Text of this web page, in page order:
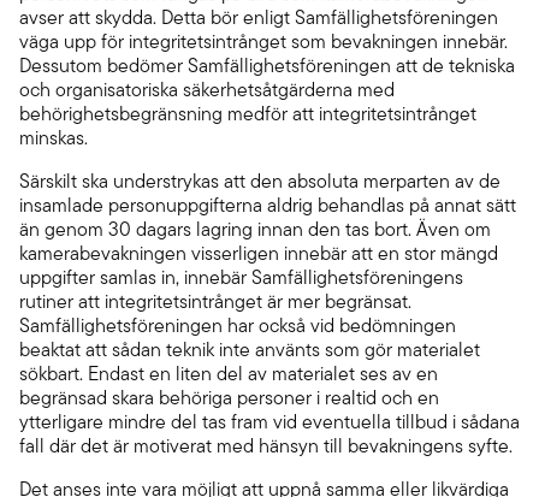
avser att skydda. Detta bör enligt Samfällighetsföreningen
väga upp för integritetsintrånget som bevakningen innebär.
Dessutom bedömer Samfällighetsföreningen att de tekniska
och organisatoriska säkerhetsåtgärderna med
behörighetsbegränsning medför att integritetsintrånget
minskas.
Särskilt ska understrykas att den absoluta merparten av de
insamlade personuppgifterna aldrig behandlas på annat sätt
än genom 30 dagars lagring innan den tas bort. Även om
kamerabevakningen visserligen innebär att en stor mängd
uppgifter samlas in, innebär Samfällighetsföreningens
rutiner att integritetsintrånget är mer begränsat.
Samfällighetsföreningen har också vid bedömningen
beaktat att sådan teknik inte använts som gör materialet
sökbart. Endast en liten del av materialet ses av en
begränsad skara behöriga personer i realtid och en
ytterligare mindre del tas fram vid eventuella tillbud i sådana
fall där det är motiverat med hänsyn till bevakningens syfte.
Det anses inte vara möjligt att uppnå samma eller likvärdiga